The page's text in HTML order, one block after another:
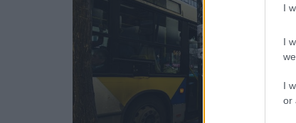
I
I
I
or